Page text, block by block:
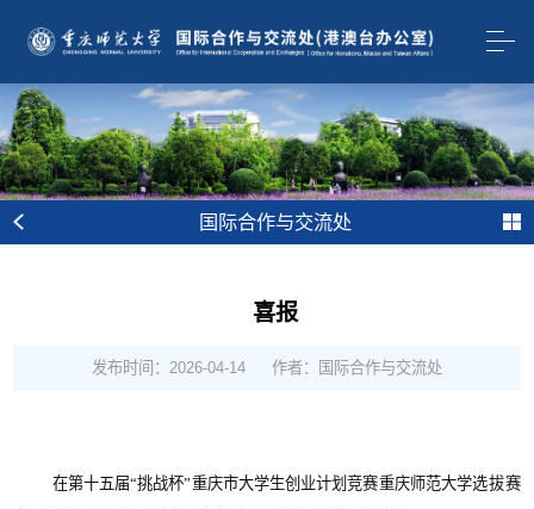
国际合作与交流处
喜报
发布时间：2026-04-14 作者：国际合作与交流处
在第十五届“挑战杯”重庆市大学生创业计划竞赛重庆师范大学选拔赛